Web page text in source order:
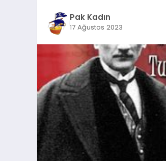
Pak Kadın
17 Ağustos 2023